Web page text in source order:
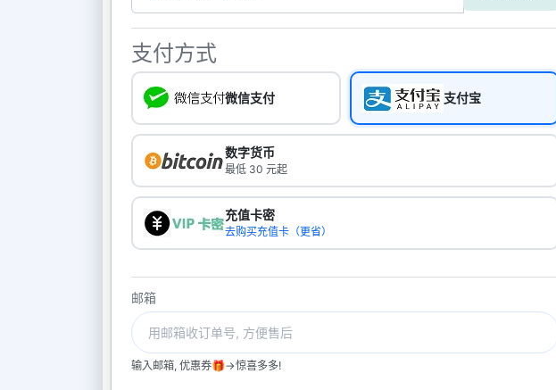
支付方式
微信支付 支付宝
数字货币
最低 30 元起
充值卡密
去购买充值卡（更省）
邮箱
输入邮箱, 优惠券🎁->惊喜多多!